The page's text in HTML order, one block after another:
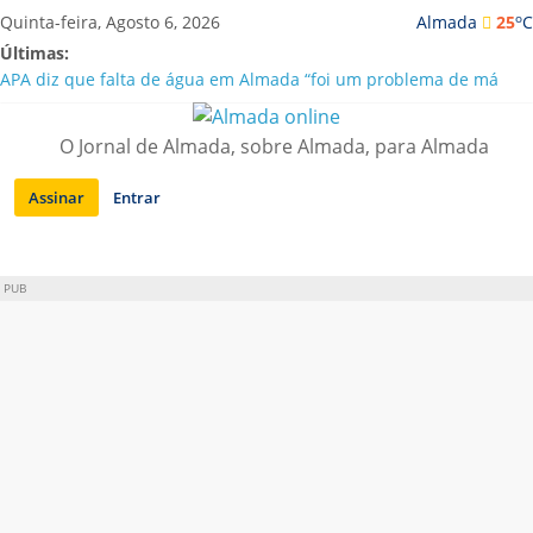
Saltar
para
conteúdo
Almada 25oC
Quinta-feira, Agosto 6, 2026
Últimas:
APA diz que falta de água em Almada “foi um problema de má
Laranjeiro | Cultura pop asiática invade a Casa Amarela
Ponte 25 de Abril celebra 60 anos com programa cultural entre
Lisboa e Almada
Situação de alerta em Almada renovada até final de Agosto
O Jornal de Almada, sobre Almada, para Almada
Assinar Entrar
PUB